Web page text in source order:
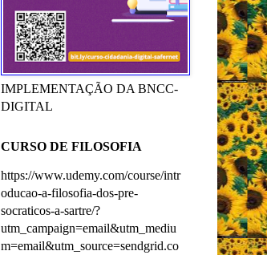
IMPLEMENTAÇÃO DA BNCC-
DIGITAL
CURSO DE FILOSOFIA
https://www.udemy.com/course/intr
oducao-a-filosofia-dos-pre-
socraticos-a-sartre/?
utm_campaign=email&utm_mediu
m=email&utm_source=sendgrid.co